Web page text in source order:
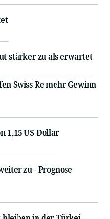
stärker zu als erwartet
Swiss Re mehr Gewinn
1,15 US-Dollar
zu - Prognose